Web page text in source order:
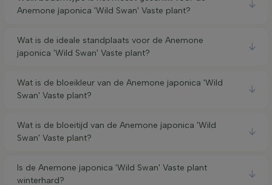
Anemone japonica 'Wild Swan' Vaste plant?
Wat is de ideale standplaats voor de Anemone
japonica 'Wild Swan' Vaste plant?
Wat is de bloeikleur van de Anemone japonica 'Wild
Swan' Vaste plant?
Wat is de bloeitijd van de Anemone japonica 'Wild
Swan' Vaste plant?
Is de Anemone japonica 'Wild Swan' Vaste plant
winterhard?